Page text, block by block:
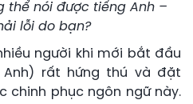
thể nói được tiếng Anh –
lỗi do bạn?
người khi mới bắt đầu
Anh) rất hứng thú và đặt
chinh phục ngôn ngữ này.